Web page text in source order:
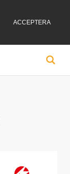
ACCEPTERA